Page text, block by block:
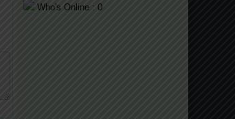
Who's Online : 0